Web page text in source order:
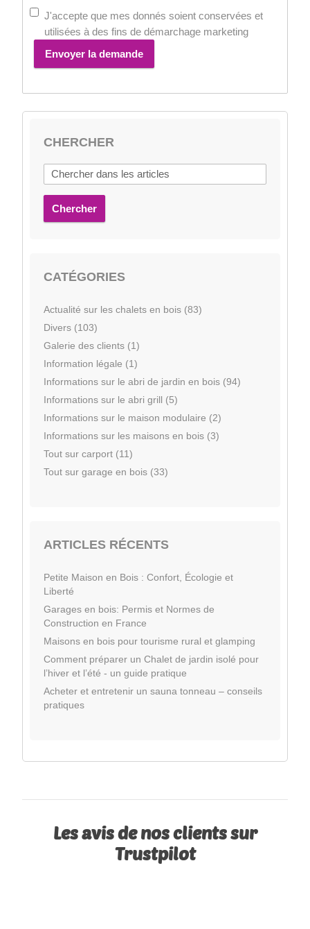
J'accepte que mes donnés soient conservées et
utilisées à des fins de démarchage marketing
Envoyer la demande
CHERCHER
Chercher
CATÉGORIES
Actualité sur les chalets en bois (83)
Divers (103)
Galerie des clients (1)
Information légale (1)
Informations sur le abri de jardin en bois (94)
Informations sur le abri grill (5)
Informations sur le maison modulaire (2)
Informations sur les maisons en bois (3)
Tout sur carport (11)
Tout sur garage en bois (33)
ARTICLES RÉCENTS
Petite Maison en Bois : Confort, Écologie et
Liberté
Garages en bois: Permis et Normes de
Construction en France
Maisons en bois pour tourisme rural et glamping
Comment préparer un Chalet de jardin isolé pour
l’hiver et l’été - un guide pratique
Acheter et entretenir un sauna tonneau – conseils
pratiques
Les avis de nos clients sur
Trustpilot